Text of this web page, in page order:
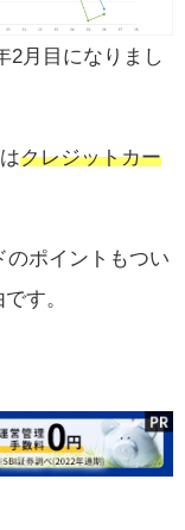
2月目になりまし
クレジットカー
のポイントもつい
す。